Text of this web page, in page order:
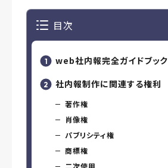
目次
web社内報完全ガイドブック
社内報制作に関連する権利
著作権
肖像権
パブリシティ権
商標権
二次使用